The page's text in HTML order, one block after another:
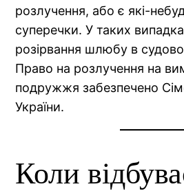
розлучення, або є які-
суперечки. У таких
розірвання шлюбу в
Право на розлучення на
подружжя забезпечено
України.
Коли